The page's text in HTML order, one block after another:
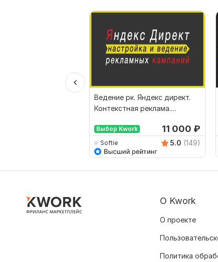
Ведение рк. Яндекс директ.
Контекстная реклама.
Выбор Kwork 11 000 ₽
Softie 5.0 (149)
О Kwork
О проекте
Политика